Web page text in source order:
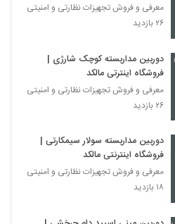
معرفی و فروش تجهیزات نظارتی و امنیتی
۲۶ بازدید
دوربین مداربسته کوچک شارژی |
فروشگاه اینترتی مالکد
معرفی و فروش تجهیزات نظارتی و امنیتی
۲۶ بازدید
دوربین مداربسته سولار سیمکارتی |
فروشگاه اینترنتی مالکد
معرفی و فروش تجهیزات نظارتی و امنیتی
۱۸ بازدید